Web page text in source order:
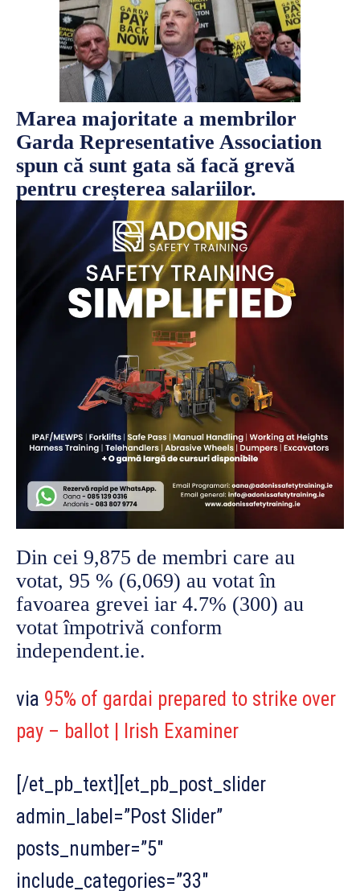
Marea majoritate a membrilor
Garda Representative Association
spun că sunt gata să facă grevă
pentru creșterea salariilor.
Din cei 9,875 de membri care au
votat, 95 % (6,069) au votat în
favoarea grevei iar 4.7% (300) au
votat împotrivă conform
independent.ie.
via 95% of gardai prepared to strike over
pay – ballot | Irish Examiner
[/et_pb_text][et_pb_post_slider
admin_label=”Post Slider”
posts_number=”5″
include_categories=”33″